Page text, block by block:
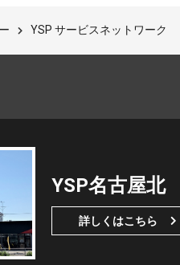
YSP サービスネットワーク
YSP名古屋北
詳しくはこちら